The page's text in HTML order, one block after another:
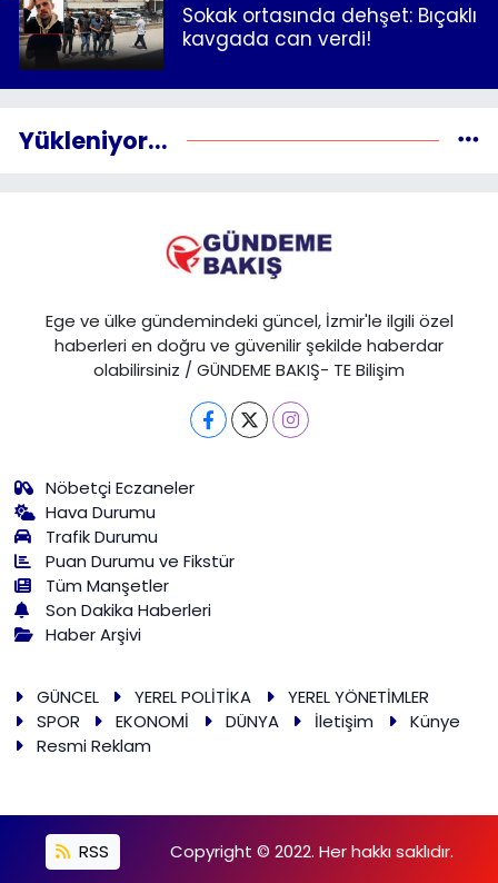
Sokak ortasında dehşet: Bıçaklı
kavgada can verdi!
Yükleniyor...
Ege ve ülke gündemindeki güncel, İzmir'le ilgili özel
haberleri en doğru ve güvenilir şekilde haberdar
olabilirsiniz / GÜNDEME BAKIŞ- TE Bilişim
Nöbetçi Eczaneler
Hava Durumu
Trafik Durumu
Puan Durumu ve Fikstür
Tüm Manşetler
Son Dakika Haberleri
Haber Arşivi
GÜNCEL YEREL POLİTİKA
YEREL YÖNETİMLER
SPOR
EKONOMİ DÜNYA İletişim
Künye
Resmi Reklam
RSS Copyright © 2022. Her hakkı saklıdır.